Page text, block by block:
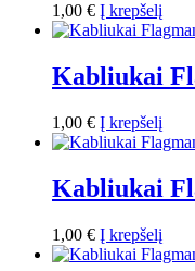
1,00 € Į krepšelį
Kabliukai
1,00 € Į krepšelį
Kabliukai
1,00 € Į krepšelį